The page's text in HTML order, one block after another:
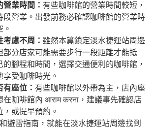
業時間： 有些咖啡館的營業時間較短，
段營業。出發前務必確認咖啡館的營業時
。
慮不周： 雖然本篇鎖定淡水捷運站周邊
部分店家可能需要步行一段距離才能抵
的腳程和時間，選擇交通便利的咖啡館，
受咖啡時光。
座位： 有些咖啡館以外帶為主，店內座
在咖啡館內 आराम करना，建議事先確認店
，或提早預約。
避雷指南，就能在淡水捷運站周邊找到